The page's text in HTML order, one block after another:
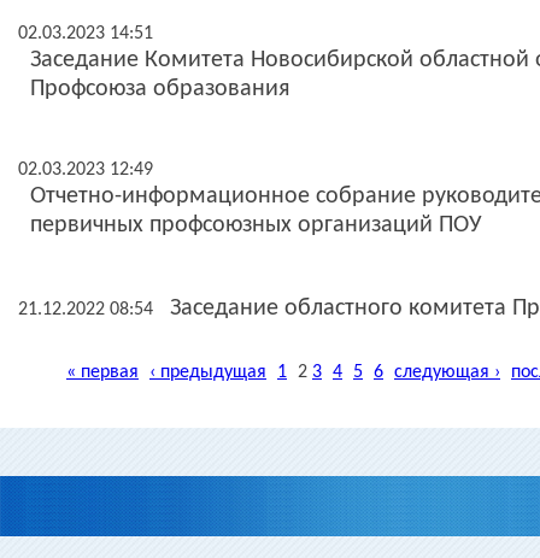
02.03.2023 14:51
Заседание Комитета Новосибирской
Профсоюза образования
02.03.2023 12:49
Отчетно-информационное собрание
первичных профсоюзных организаций ПОУ
21.12.2022 08:54 Заседание областного комитета
Страницы
« первая ‹ предыдущая 1 2 3 4 5 6 следующая ›